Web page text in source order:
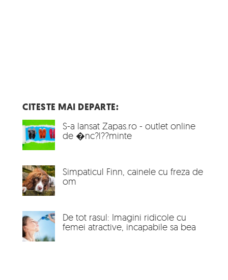
CITESTE MAI DEPARTE:
S-a lansat Zapas.ro - outlet online
de �nc?l??minte
Simpaticul Finn, cainele cu freza de
om
De tot rasul: Imagini ridicole cu
femei atractive, incapabile sa bea